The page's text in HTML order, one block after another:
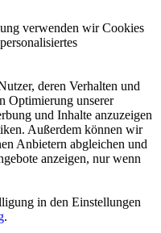
verwenden wir Cookies
deren Verhalten und
Optimierung unserer
und Inhalte anzuzeigen
Außerdem können wir
Anbietern abgleichen und
anzeigen, nur wenn
in den Einstellungen
.